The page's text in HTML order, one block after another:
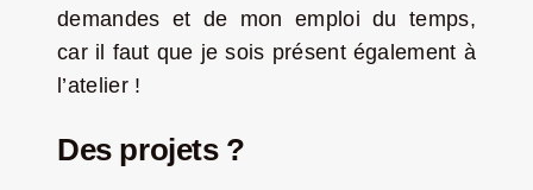
demandes et de mon emploi du temps,
car il faut que je sois présent également à
l’atelier !
Des projets ?